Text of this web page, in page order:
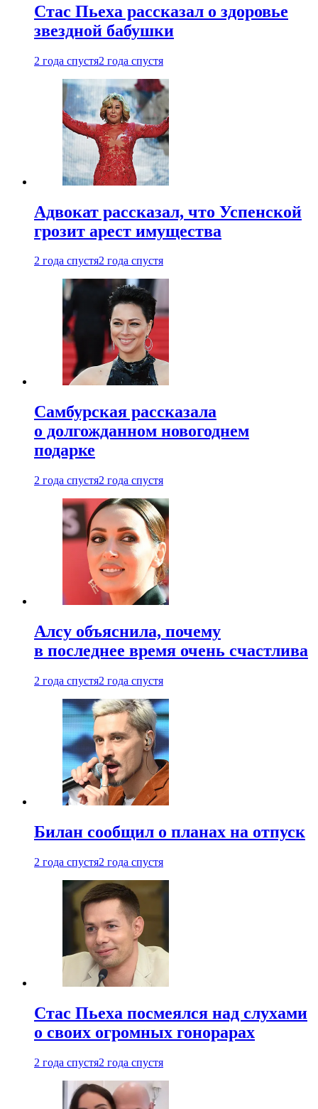
Стас Пьеха рассказал о здоровье
звездной бабушки
2 года спустя2 года спустя
Адвокат рассказал, что Успенской
грозит арест имущества
2 года спустя2 года спустя
Самбурская рассказала
о долгожданном новогоднем
подарке
2 года спустя2 года спустя
Алсу объяснила, почему
в последнее время очень счастлива
2 года спустя2 года спустя
Билан сообщил о планах на отпуск
2 года спустя2 года спустя
Стас Пьеха посмеялся над слухами
о своих огромных гонорарах
2 года спустя2 года спустя